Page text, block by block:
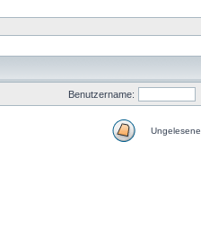
Benutzername: